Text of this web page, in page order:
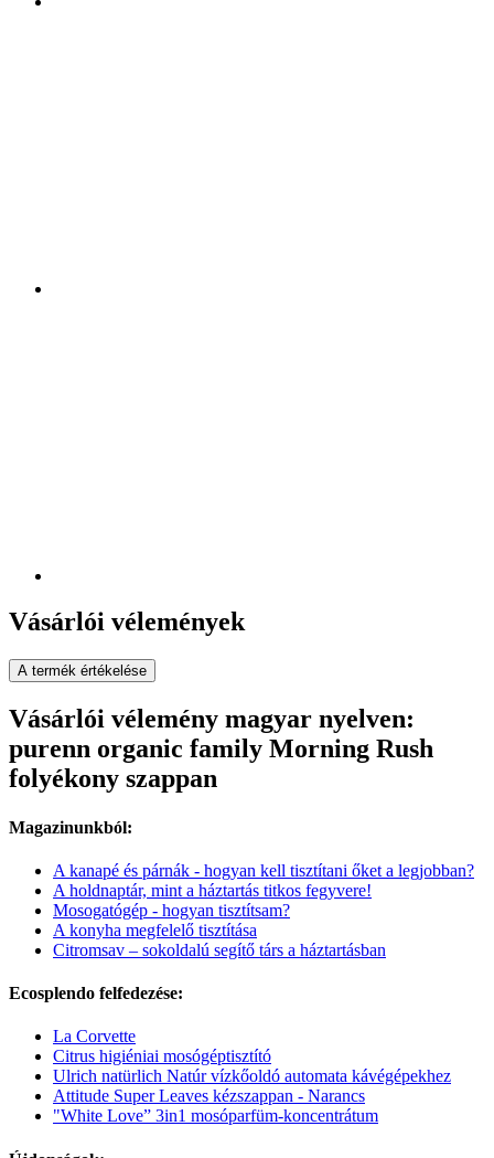
Vásárlói vélemények
A termék értékelése
Vásárlói vélemény magyar nyelven:
purenn organic family Morning Rush
folyékony szappan
Magazinunkból:
A kanapé és párnák - hogyan kell tisztítani őket a legjobban?
A holdnaptár, mint a háztartás titkos fegyvere!
Mosogatógép - hogyan tisztítsam?
A konyha megfelelő tisztítása
Citromsav – sokoldalú segítő társ a háztartásban
Ecosplendo felfedezése:
La Corvette
Citrus higiéniai mosógéptisztító
Ulrich natürlich Natúr vízkőoldó automata kávégépekhez
Attitude Super Leaves kézszappan - Narancs
"White Love” 3in1 mosóparfüm-koncentrátum